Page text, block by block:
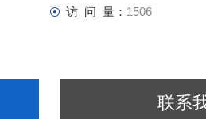
访 问 量： 1506
联系